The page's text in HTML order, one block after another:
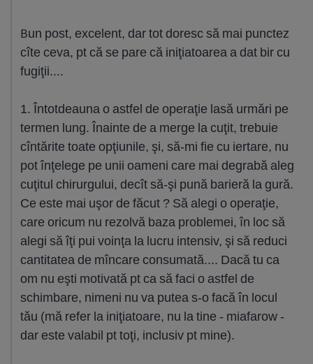
Bun post, excelent, dar tot doresc să mai punctez
cîte ceva, pt că se pare că iniţiatoarea a dat bir cu
fugiţii....
1. Întotdeauna o astfel de operaţie lasă urmări pe
termen lung. Înainte de a merge la cuţit, trebuie
cîntărite toate opţiunile, şi, să-mi fie cu iertare, nu
pot înţelege pe unii oameni care mai degrabă aleg
cuţitul chirurgului, decît să-şi pună barieră la gură.
Ce este mai uşor de făcut ? Să alegi o operaţie,
care oricum nu rezolvă baza problemei, în loc să
alegi să îţi pui voinţa la lucru intensiv, şi să reduci
cantitatea de mîncare consumată.... Dacă tu ca
om nu eşti motivată pt ca să faci o astfel de
schimbare, nimeni nu va putea s-o facă în locul
tău (mă refer la iniţiatoare, nu la tine - miafarow -
dar este valabil pt toţi, inclusiv pt mine).